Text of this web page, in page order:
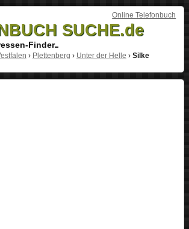
Online Telefonbuch
SUCHE.de
Finder
› Plettenberg › Unter der Helle › Silke